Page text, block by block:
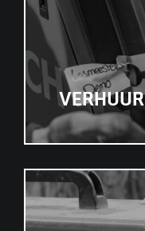
VERHUUR